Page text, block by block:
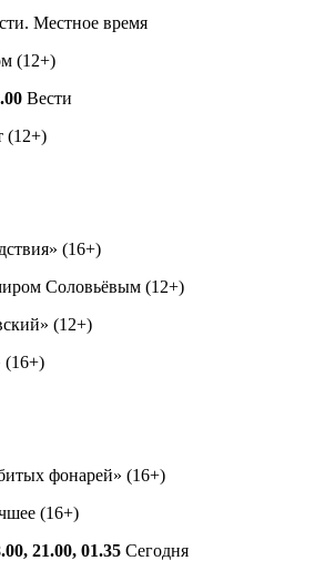
Местное время
(12+)
Вести
(12+)
(16+)
Соловьёвым (12+)
(12+)
(16+)
фонарей» (16+)
(16+)
21.00, 01.35 Сегодня